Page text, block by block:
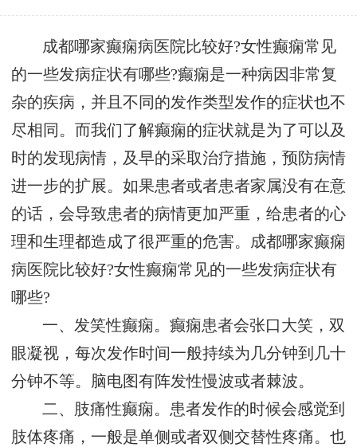
成都哪家癫痫病医院比较好?女性癫痫常见
的一些发病症状有哪些?癫痫是一种病因非常复
杂的疾病，并且不同的发作类型发作的症状也不
尽相同。而我们了解癫痫的症状就是为了可以及
时的发现病情，及早的采取治疗措施，预防病情
进一步的扩展。如果患者或者患者家属没有在意
的话，会导致患者的病情更加严重，给患者的心
理和生理都造成了很严重的危害。成都哪家癫痫
病医院比较好?女性癫痫常见的一些发病症状有
哪些?
一、发笑性癫痫。癫痫患者会张口大笑，双
眼凝视，每次发作时间一般持续为几分钟到几十
分钟不等。脑电图有阵发性慢波或者棘波。
二、肢痛性癫痫。患者发作的时候会感觉到
肢体疼痛，一般是单侧或者双侧交替性疼痛。也